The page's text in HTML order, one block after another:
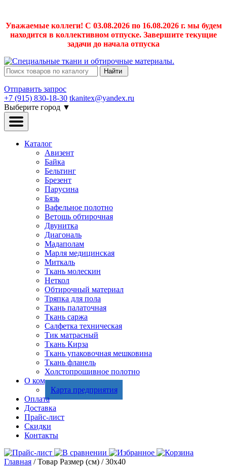
Уважаемые коллеги! С 03.08.2026 по 16.08.2026 г. мы будем
находится в коллективном отпуске. Завершите текущие
задачи до начала отпуска
Найти
Отправить запрос
+7 (915) 830-18-30 tkanitex@yandex.ru
Выберите город ▼
Каталог
Авизент
Байка
Бельтинг
Брезент
Парусина
Бязь
Вафельное полотно
Ветошь обтирочная
Двунитка
Диагональ
Мадаполам
Марля медицинская
Миткаль
Ткань молескин
Неткол
Обтирочный материал
Тряпка для пола
Ткань палаточная
Ткань саржа
Салфетка техническая
Тик матрасный
Ткань Кирза
Ткань упаковочная мешковина
Ткань фланель
Холстопрошивное полотно
О компании
Карта предприятия
Оплата
Доставка
Прайс-лист
Скидки
Контакты
Главная / Товар Размер (см) / 30х40